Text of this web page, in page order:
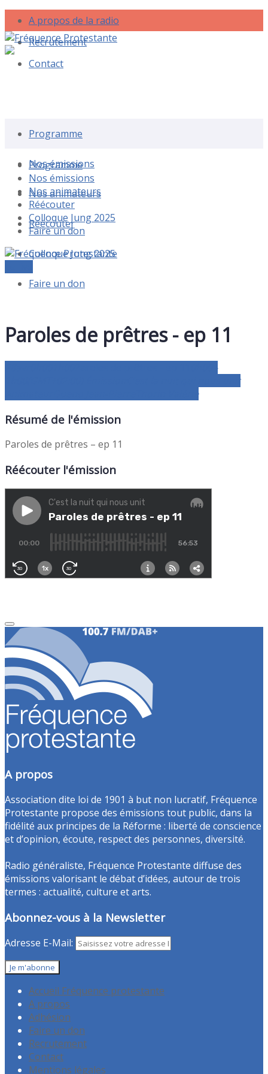
A propos de la radio
Recrutement
Contact
Programme
Nos émissions
Nos animateurs
Réécouter
Colloque Jung 2025
Faire un don
Programme
Nos émissions
Nos animateurs
Réécouter
Colloque Jung 2025
Faire un don
Paroles de prêtres - ep 11
Résumé de l'émission
Paroles de prêtres – ep 11
Réécouter l'émission
A propos
Association dite loi de 1901 à but non lucratif, Fréquence
Protestante propose des émissions tout public, dans la
fidélité aux principes de la Réforme : liberté de conscience
et d’opinion, écoute, respect des personnes, diversité.
Radio généraliste, Fréquence Protestante diffuse des
émissions valorisant le débat d’idées, autour de trois
termes : actualité, culture et arts.
Abonnez-vous à la Newsletter
Adresse E-Mail:
Accueil Fréquence protestante
A propos
Adhésion
Faire un don
Recrutement
Contact
Mentions légales